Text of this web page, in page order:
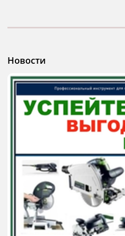
Новости